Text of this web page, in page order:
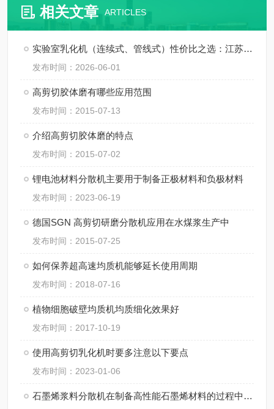
相关文章 ARTICLES
实验室乳化机（连续式、管线式）性价比之选：江苏思峻如何平衡价格与 0.2 微米级乳化效果
发布时间：2026-06-01
高剪切胶体磨有哪些应用范围
发布时间：2015-07-13
介绍高剪切胶体磨的特点
发布时间：2015-07-02
锂电池材料分散机主要用于制备正极材料和负极材料
发布时间：2023-06-19
德国SGN 高剪切研磨分散机应用在水煤浆生产中
发布时间：2015-07-25
如何保养超高速均质机能够延长使用周期
发布时间：2018-07-16
植物细胞破壁均质机均质细化效果好
发布时间：2017-10-19
使用高剪切乳化机时要多注意以下要点
发布时间：2023-01-06
石墨烯浆料分散机在制备高性能石墨烯材料的过程中起着至关重要的作用